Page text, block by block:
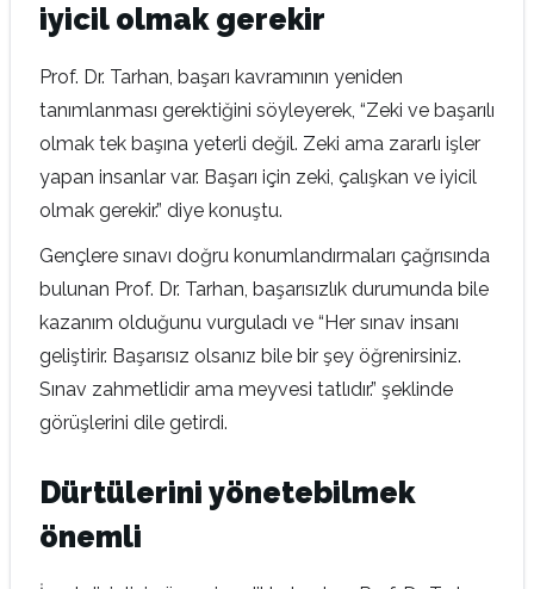
iyicil olmak gerekir
Prof. Dr. Tarhan, başarı kavramının yeniden
tanımlanması gerektiğini söyleyerek, “Zeki ve başarılı
olmak tek başına yeterli değil. Zeki ama zararlı işler
yapan insanlar var. Başarı için zeki, çalışkan ve iyicil
olmak gerekir.” diye konuştu.
Gençlere sınavı doğru konumlandırmaları çağrısında
bulunan Prof. Dr. Tarhan, başarısızlık durumunda bile
kazanım olduğunu vurguladı ve “Her sınav insanı
geliştirir. Başarısız olsanız bile bir şey öğrenirsiniz.
Sınav zahmetlidir ama meyvesi tatlıdır.” şeklinde
görüşlerini dile getirdi.
Dürtülerini yönetebilmek
önemli